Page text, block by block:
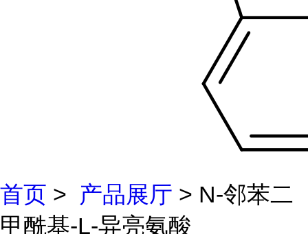
首页 > 产品展厅 > N-邻苯二
甲酰基-L-异亮氨酸